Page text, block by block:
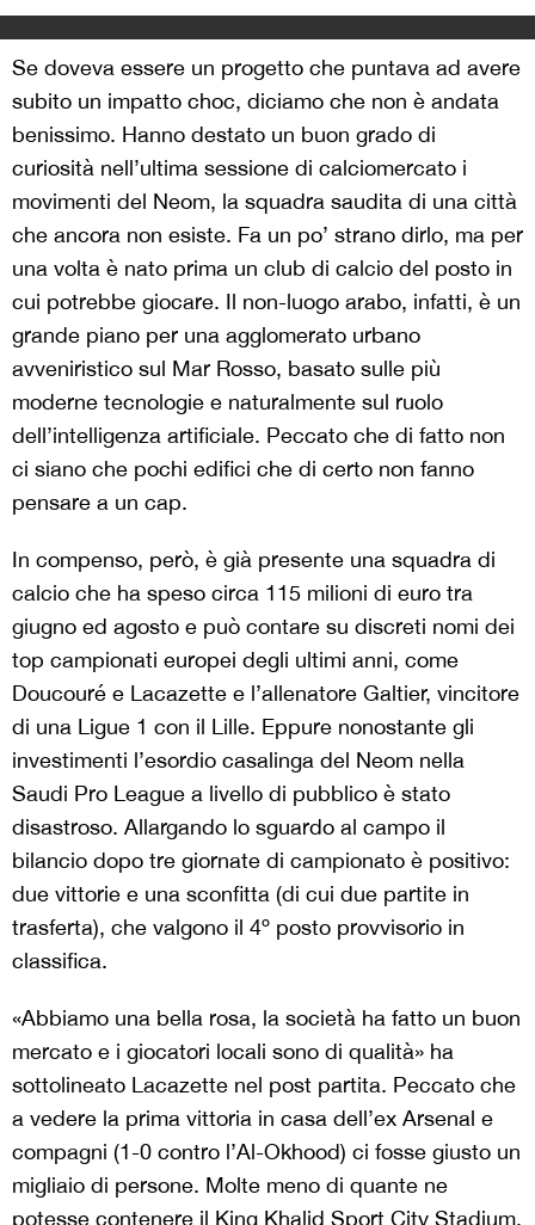
Se doveva essere un progetto che puntava ad avere
subito un impatto choc, diciamo che non è andata
benissimo. Hanno destato un buon grado di
curiosità nell’ultima sessione di calciomercato i
movimenti del Neom, la squadra saudita di una città
che ancora non esiste. Fa un po’ strano dirlo, ma per
una volta è nato prima un club di calcio del posto in
cui potrebbe giocare. Il non-luogo arabo, infatti, è un
grande piano per una agglomerato urbano
avveniristico sul Mar Rosso, basato sulle più
moderne tecnologie e naturalmente sul ruolo
dell’intelligenza artificiale. Peccato che di fatto non
ci siano che pochi edifici che di certo non fanno
pensare a un cap.
In compenso, però, è già presente una squadra di
calcio che ha speso circa 115 milioni di euro tra
giugno ed agosto e può contare su discreti nomi dei
top campionati europei degli ultimi anni, come
Doucouré e Lacazette e l’allenatore Galtier, vincitore
di una Ligue 1 con il Lille. Eppure nonostante gli
investimenti l’esordio casalinga del Neom nella
Saudi Pro League a livello di pubblico è stato
disastroso. Allargando lo sguardo al campo il
bilancio dopo tre giornate di campionato è positivo:
due vittorie e una sconfitta (di cui due partite in
trasferta), che valgono il 4º posto provvisorio in
classifica.
«Abbiamo una bella rosa, la società ha fatto un buon
mercato e i giocatori locali sono di qualità» ha
sottolineato Lacazette nel post partita. Peccato che
a vedere la prima vittoria in casa dell’ex Arsenal e
compagni (1-0 contro l’Al-Okhood) ci fosse giusto un
migliaio di persone. Molte meno di quante ne
potesse contenere il King Khalid Sport City Stadium,